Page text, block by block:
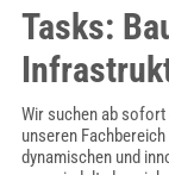
Tasks:
Wir suchen ab
unseren
dynamischen und